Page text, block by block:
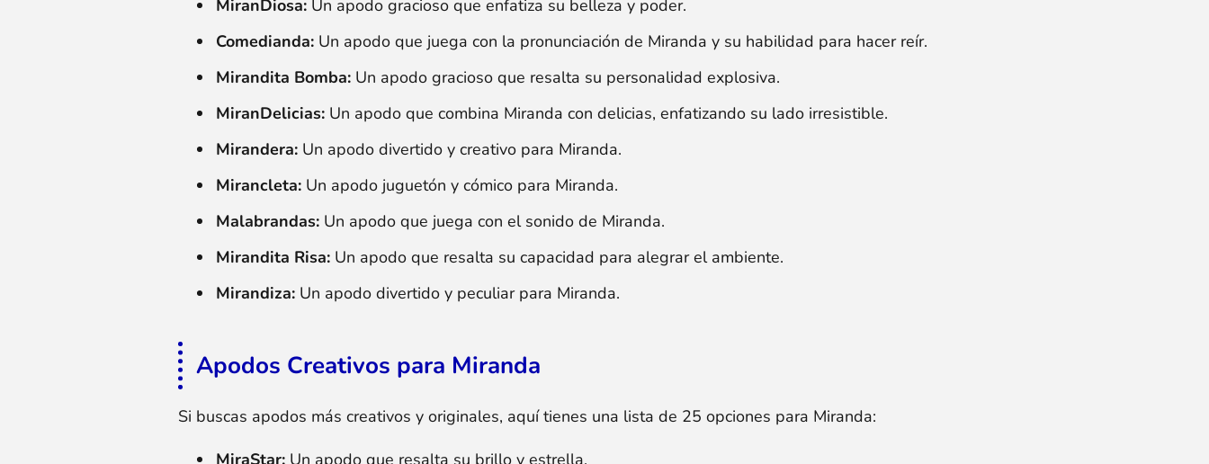
MiranDiosa: Un apodo gracioso que enfatiza su belleza y poder.
Comedianda: Un apodo que juega con la pronunciación de Miranda y su habilidad para hacer reír.
Mirandita Bomba: Un apodo gracioso que resalta su personalidad explosiva.
MiranDelicias: Un apodo que combina Miranda con delicias, enfatizando su lado irresistible.
Mirandera: Un apodo divertido y creativo para Miranda.
Mirancleta: Un apodo juguetón y cómico para Miranda.
Malabrandas: Un apodo que juega con el sonido de Miranda.
Mirandita Risa: Un apodo que resalta su capacidad para alegrar el ambiente.
Mirandiza: Un apodo divertido y peculiar para Miranda.
Apodos Creativos para Miranda
Si buscas apodos más creativos y originales, aquí tienes una lista de 25 opciones para Miranda:
MiraStar: Un apodo que resalta su brillo y estrella.